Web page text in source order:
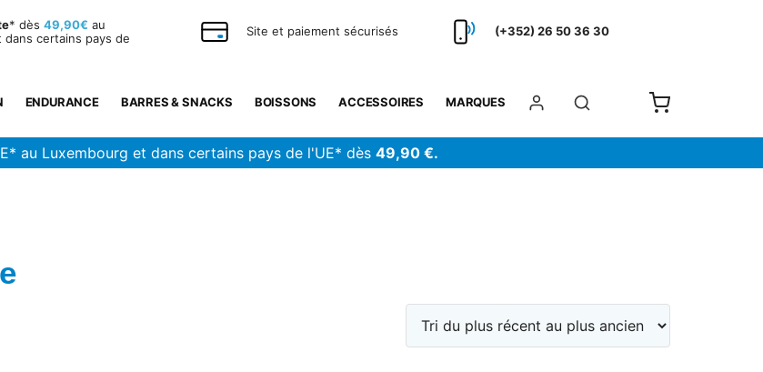
* dès 49,90€ au
dans certains pays de
Site et paiement sécurisés (+352) 26 50 36 30
ENDURANCE BARRES & SNACKS BOISSONS ACCESSOIRES MARQUES
au Luxembourg et dans certains pays de l'UE* dès 49,90 €.